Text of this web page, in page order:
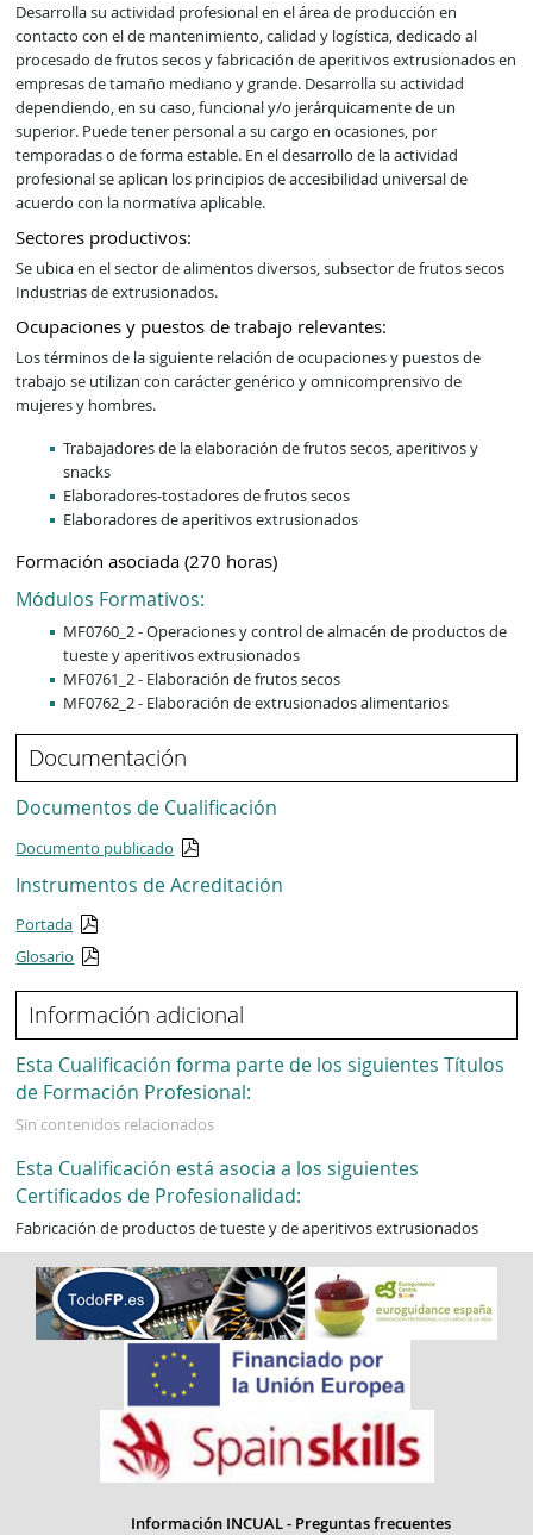
Desarrolla su actividad profesional en el área de producción en
contacto con el de mantenimiento, calidad y logística, dedicado al
procesado de frutos secos y fabricación de aperitivos extrusionados en
empresas de tamaño mediano y grande. Desarrolla su actividad
dependiendo, en su caso, funcional y/o jerárquicamente de un
superior. Puede tener personal a su cargo en ocasiones, por
temporadas o de forma estable. En el desarrollo de la actividad
profesional se aplican los principios de accesibilidad universal de
acuerdo con la normativa aplicable.
Sectores productivos:
Se ubica en el sector de alimentos diversos, subsector de frutos secos
Industrias de extrusionados.
Ocupaciones y puestos de trabajo relevantes:
Los términos de la siguiente relación de ocupaciones y puestos de
trabajo se utilizan con carácter genérico y omnicomprensivo de
mujeres y hombres.
Trabajadores de la elaboración de frutos secos, aperitivos y
snacks
Elaboradores-tostadores de frutos secos
Elaboradores de aperitivos extrusionados
Formación asociada (270 horas)
Módulos Formativos:
MF0760_2 - Operaciones y control de almacén de productos de
tueste y aperitivos extrusionados
MF0761_2 - Elaboración de frutos secos
MF0762_2 - Elaboración de extrusionados alimentarios
Documentación
Documentos de Cualificación
Documento publicado
Instrumentos de Acreditación
Portada
Glosario
Información adicional
Esta Cualificación forma parte de los siguientes Títulos
de Formación Profesional:
Sin contenidos relacionados
Esta Cualificación está asocia a los siguientes
Certificados de Profesionalidad:
Fabricación de productos de tueste y de aperitivos extrusionados
Información INCUAL - Preguntas frecuentes